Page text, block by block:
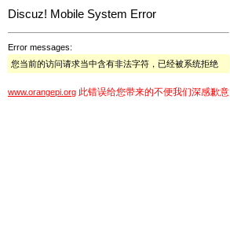
Discuz! Mobile System Error
Error messages:
您当前的访问请求当中含有非法字符，已经被系统拒绝
www.orangepi.org 此错误给您带来的不便我们深感歉意